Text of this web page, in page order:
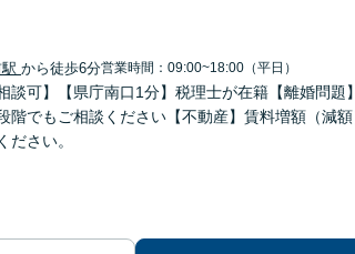
から徒歩6分営業時間：09:00~18:00（平日）
談可】【県庁南口1分】税理士が在籍【離婚問
階でもご相談ください【不動産】賃料増額（減
ださい。